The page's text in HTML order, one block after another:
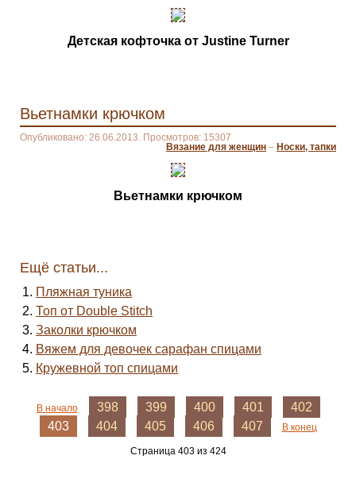
Детская кофточка от Justine Turner
Вьетнамки крючком
Опубликовано: 26.06.2013. Просмотров: 15307
Вязание для женщин – Носки, тапки
Вьетнамки крючком
Ещё статьи...
Пляжная туника
Топ от Double Stitch
Заколки крючком
Вяжем для девочек сарафан спицами
Кружевной топ спицами
В начало 398 399 400 401
402
403
404 405 406 407 В конец
Страница 403 из 424